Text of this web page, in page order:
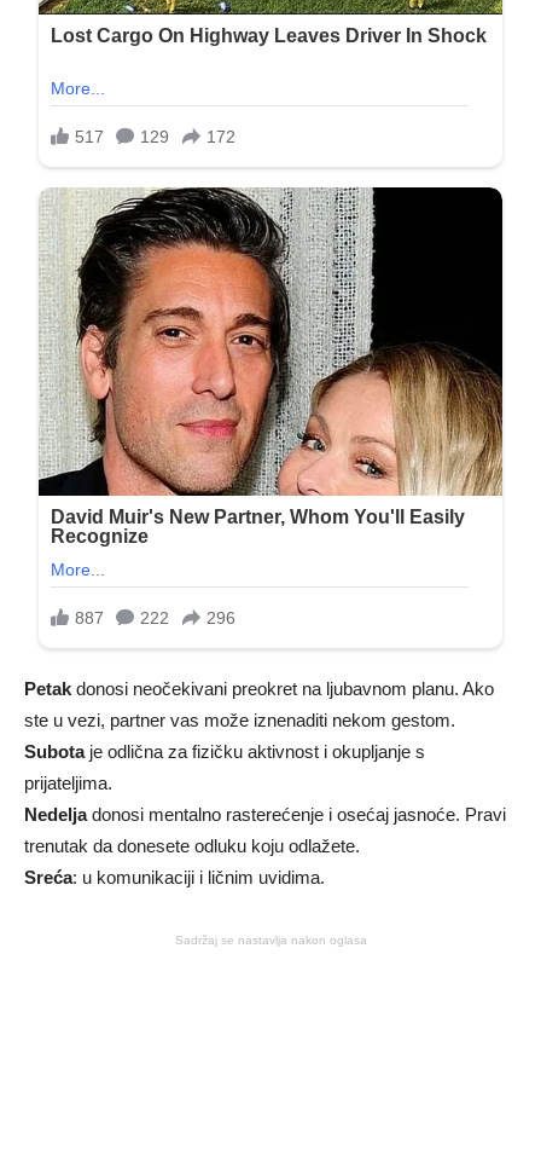
Petak donosi neočekivani preokret na ljubavnom planu. Ako
ste u vezi, partner vas može iznenaditi nekom gestom.
Subotaje odlična za fizičku aktivnost i okupljanje s
prijateljima.
Nedeljadonosi mentalno rasterećenje i osećaj jasnoće. Pravi
trenutak da donesete odluku koju odlažete.
Sreća: u komunikaciji i ličnim uvidima.
Sadržaj se nastavlja nakon oglasa